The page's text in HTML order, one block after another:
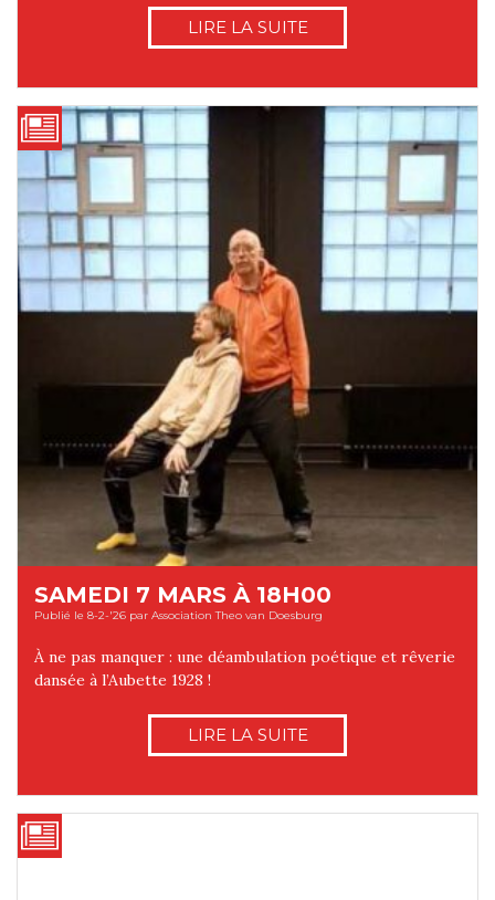
LIRE LA SUITE
SAMEDI 7 MARS À 18H00
Publié le 8-2-'26 par Association Theo van Doesburg
À ne pas manquer : une déambulation poétique et rêverie
dansée à l’Aubette 1928 !
LIRE LA SUITE